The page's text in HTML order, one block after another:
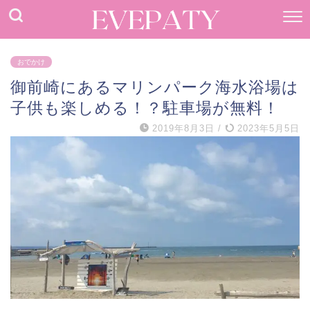
おでかけ
御前崎にあるマリンパーク海水浴場は
子供も楽しめる！？駐車場が無料！
2019年8月3日 / 2023年5月5日